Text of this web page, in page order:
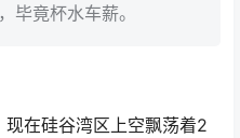
毕竟杯水车薪。
在硅谷湾区上空飘荡着2